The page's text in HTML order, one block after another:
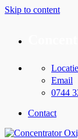
Skip to content
Email
0744
Contact